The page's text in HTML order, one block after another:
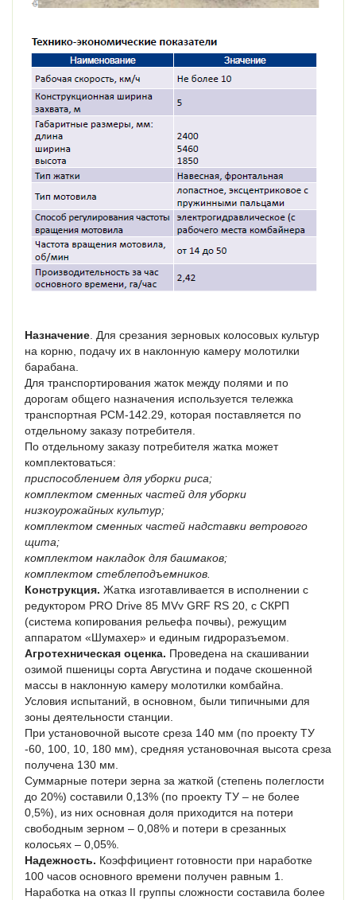
Назначение . Для срезания зерновых колосовых культур
на корню, подачу их в наклонную камеру молотилки
барабана.
Для транспортирования жаток между полями и по
дорогам общего назначения используется тележка
транспортная РСМ-142.29, которая поставляется по
отдельному заказу потребителя.
По отдельному заказу потребителя жатка может
комплектоваться:
приспособлением для уборки риса;
комплектом сменных частей для уборки
низкоурожайных культур;
комплектом сменных частей надставки ветрового
щита;
комплектом накладок для башмаков;
комплектом стеблеподъемников.
Конструкция. Жатка изготавливается в исполнении с
редуктором PRO Drive 85 MVv GRF RS 20, с СКРП
(система копирования рельефа почвы), режущим
аппаратом «Шумахер» и единым гидроразъемом.
Агротехническая оценка. Проведена на скашивании
озимой пшеницы сорта Августина и подаче скошенной
массы в наклонную камеру молотилки комбайна.
Условия испытаний, в основном, были типичными для
зоны деятельности станции.
При установочной высоте среза 140 мм (по проекту ТУ
-60, 100, 10, 180 мм), средняя установочная высота среза
получена 130 мм.
Суммарные потери зерна за жаткой (степень полеглости
до 20%) составили 0,13% (по проекту ТУ – не более
0,5%), из них основная доля приходится на потери
свободным зерном – 0,08% и потери в срезанных
колосьях – 0,05%.
Надежность. Коэффициент готовности при наработке
100 часов основного времени получен равным 1.
Наработка на отказ II группы сложности составила более